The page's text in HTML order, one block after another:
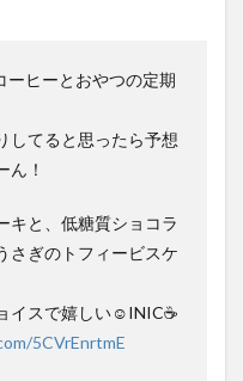
ーヒーとおやつの定期
してると思ったら予想
ん！
キと、低糖質ショコラ
さぎのトフィービスケ
イスで嬉しい☺️INIC☕️
5CVrEnrtmE